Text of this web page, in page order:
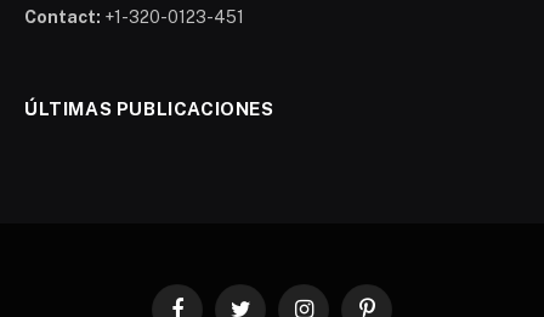
Contact: +1-320-0123-451
ÚLTIMAS PUBLICACIONES